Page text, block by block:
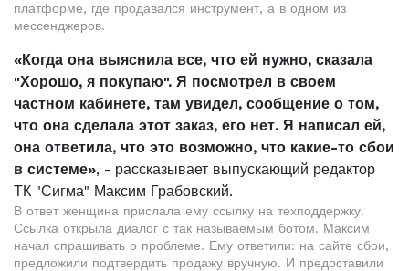
платформе, где продавался инструмент, а в одном из
мессенджеров.
«Когда она выяснила все, что ей нужно, сказала
"Хорошо, я покупаю". Я посмотрел в своем
частном кабинете, там увидел, сообщение о том,
что она сделала этот заказ, его нет. Я написал ей,
она ответила, что это возможно, что какие-то сбои
в системе», - рассказывает выпускающий редактор
ТК "Сигма" Максим Грабовский.
В ответ женщина прислала ему ссылку на техподдержку.
Ссылка открыла диалог с так называемым ботом. Максим
начал спрашивать о проблеме. Ему ответили: на сайте сбои,
предложили подтвердить продажу вручную. И предоставили